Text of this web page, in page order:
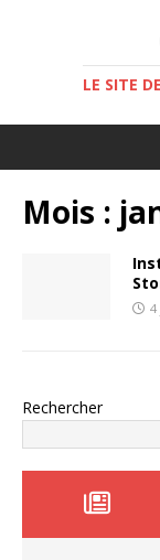
LE SITE
Mois :
4
Rechercher